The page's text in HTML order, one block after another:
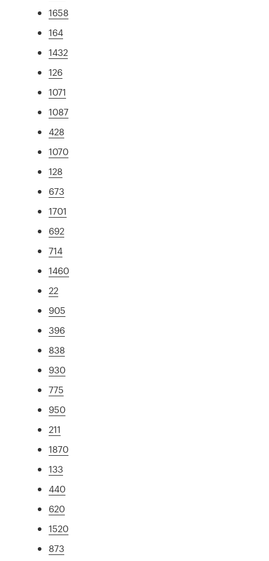
1658
164
1432
126
1071
1087
428
1070
128
673
1701
692
714
1460
22
905
396
838
930
775
950
211
1870
133
440
620
1520
873